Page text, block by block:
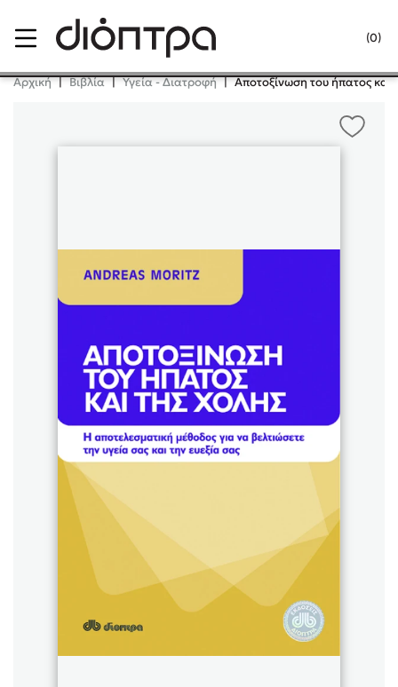
(0)
Κλείσιμο
Δημοφιλή Βιβλία
Χάρης Πολίτης
Καθρέφτης
Sebastian Fitzek
Playlist
Αρχική | Βιβλία | Υγεία - Διατροφή | Αποτοξίνωση του ήπατος και